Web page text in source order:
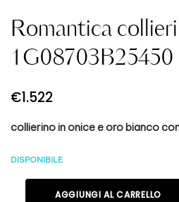
Romantica
1G08703B25450
€1.522
collierino in onice e oro bianco
DISPONIBILE
AGGIUNGI AL CARRELLO